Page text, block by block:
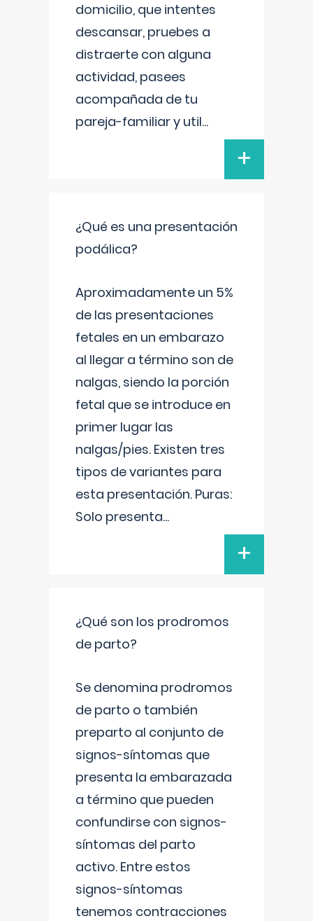
domicilio, que intentes
descansar, pruebes a
distraerte con alguna
actividad, pasees
acompañada de tu
pareja-familiar y util...
+
¿Qué es una presentación
podálica?
Aproximadamente un 5%
de las presentaciones
fetales en un embarazo
al llegar a término son de
nalgas, siendo la porción
fetal que se introduce en
primer lugar las
nalgas/pies. Existen tres
tipos de variantes para
esta presentación. Puras:
Solo presenta...
+
¿Qué son los prodromos
de parto?
Se denomina prodromos
de parto o también
preparto al conjunto de
signos-síntomas que
presenta la embarazada
a término que pueden
confundirse con signos-
síntomas del parto
activo. Entre estos
signos-síntomas
tenemos contracciones